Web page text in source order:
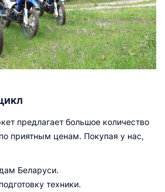
предлагает большое количество
приятным ценам. Покупая у нас,
Беларуси.
техники.